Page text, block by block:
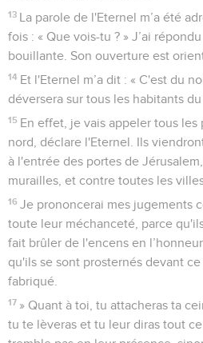
13 La parole de l'Eternel m’a été
fois : « Que vois-tu ? » J’ai
bouillante. Son ouverture est
14 Et l'Eternel m’a dit : « C'est du
déversera sur tous les habitants du
15 En effet, je vais appeler tous les
nord, déclare l'Eternel. Ils
à l'entrée des portes de
murailles, et contre toutes les
16 Je prononcerai mes jugements
toute leur méchanceté, parce
fait brûler de l'encens en
qu'ils se sont prosternés devant
fabriqué.
17 » Quant à toi, tu attacheras ta
tu te lèveras et tu leur diras tout